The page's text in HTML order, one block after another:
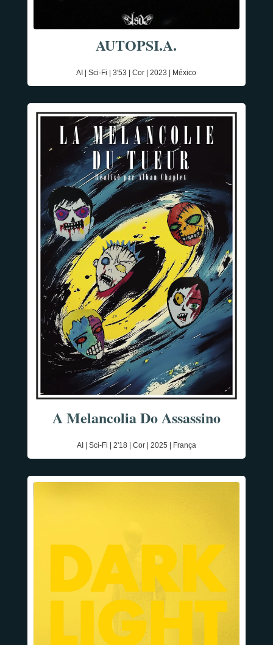
AUTOPSI.A.
AI | Sci-Fi | 3'53 | Cor | 2023 | México
A Melancolia Do Assassino
AI | Sci-Fi | 2'18 | Cor | 2025 | França